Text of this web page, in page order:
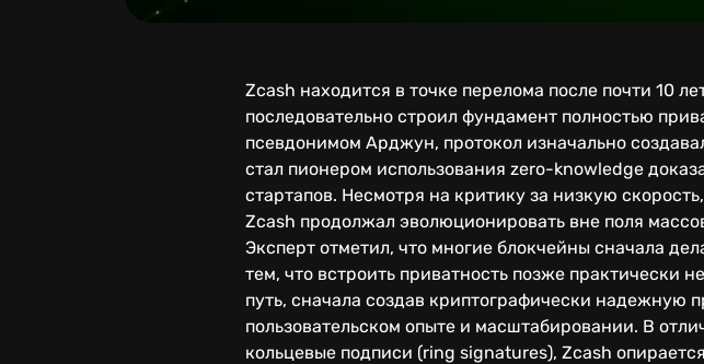
Zcash находится в точке перелома после почти 10
последовательно строил фундамент полностью
псевдонимом Арджун, протокол изначально
стал пионером использования zero-knowledge
стартапов. Несмотря на критику за низкую
Zcash продолжал эволюционировать вне поля
Эксперт отметил, что многие блокчейны сначала
тем, что встроить приватность позже практически
путь, сначала создав криптографически надежную
пользовательском опыте и масштабировании. В
кольцевые подписи (ring signatures), Zcash